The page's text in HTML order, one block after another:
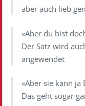
aber auch lieb
«Aber du bist
Der Satz wird
angewendet
«Aber sie kann ja
Das geht sogar